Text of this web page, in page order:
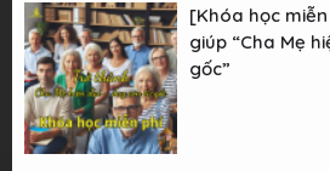
[Khóa học
giúp “Cha Mẹ
gốc”